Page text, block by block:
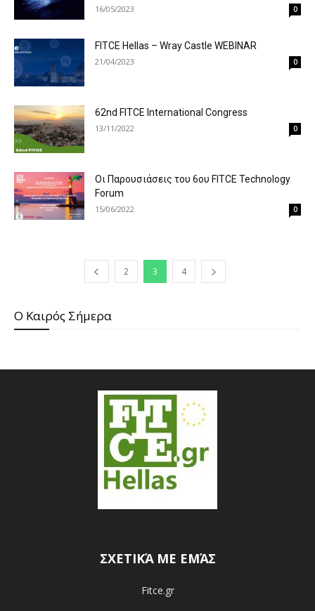
16/05/2023 0
FITCE Hellas – Wray Castle WEBINAR
21/04/2023 0
62nd FITCE International Congress
13/11/2022 0
Οι Παρουσιάσεις του 6ου FITCE Technology
Forum
15/06/2022 0
2 3 4
O Καιρός Σήμερα
ΣΧΕΤΙΚΆ ΜΕ ΕΜΆΣ
Fitce.gr